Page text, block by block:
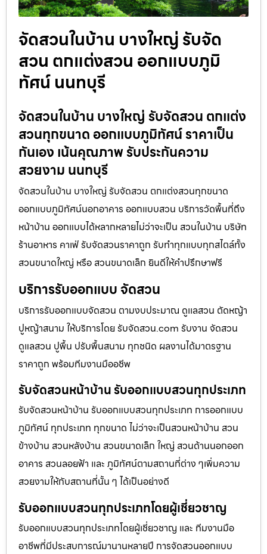
จัดสวนในบ้าน บางใหญ่ รับจัด
สวน ตกแต่งสวน ออกแบบภูมิ
ทัศน์ นนทบุรี
จัดสวนในบ้าน บางใหญ่ รับจัดสวน ตกแต่ง
สวนทุกขนาด ออกแบบภูมิทัศน์ ราคาเป็น
กันเอง เน้นคุณภาพ รับประกันความ
สวยงาม นนทบุรี
จัดสวนในบ้าน บางใหญ่ รับจัดสวน ตกแต่งสวนทุกขนาด
ออกแบบภูมิทัศน์นอกอาคาร ออกแบบสวน บริการวัดพื้นที่ถึง
หน้าบ้าน ออกแบบได้หลากหลายไม่ว่าจะเป็น สวนในบ้าน บริษัท
ร้านอาหาร คาเฟ่ รับจัดสวนราคาถูก รับทำทุกแบบทุกสไตล์ทั้ง
สวนขนาดใหญ่ หรือ สวนขนาดเล็ก ยินดีให้คำปรึกษาฟรี
บริการรับออกแบบ จัดสวน
บริการรับออกแบบจัดสวน ตามงบประมาณ ดูเเลสวน ตัดหญ้า
ปูหญ้าสนาม ให้บริการโดย รับจัดสวน.com รับงาน จัดสวน
ดูแลสวน ปูพื้น ปรับพื้นสนาม ทุกชนิด ผลงานได้มาตรฐาน
ราคาถูก พร้อมทีมงานมืออชีพ
รับจัดสวนหน้าบ้าน รับออกแบบสวนทุกประเภท
รับจัดสวนหน้าบ้าน รับออกแบบสวนทุกประเภท การออกแบบ
ภูมิทัศน์ ทุกประเภท ทุกขนาด ไม่ว่าจะเป็นสวนหน้าบ้าน สวน
ข้างบ้าน สวนหลังบ้าน สวนขนาดเล็ก ใหญ่ สวนด้านนอกออก
อาคาร สวนลอยฟ้า และ ภูมิทัศน์ตามสถานที่ต่าง ๆเพิ่มความ
สวยงามให้กับสถานที่นั้น ๆ ได้เป็นอย่างดี
รับออกแบบสวนทุกประเภทโดยผู้เชี่ยวชาญ
รับออกแบบสวนทุกประเภทโดยผู้เชี่ยวชาญ และ ทีมงานมือ
อาชีพที่มีประสบการณ์มานานหลายปี การจัดสวนออกแบบ